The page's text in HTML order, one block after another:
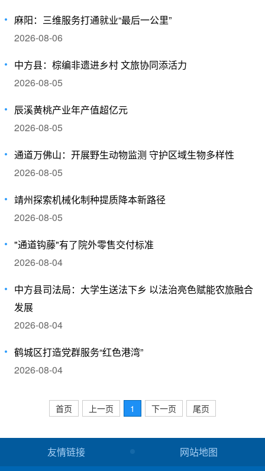
麻阳：三维服务打通就业“最后一公里”
2026-08-06
中方县：棕编非遗进乡村 文旅协同添活力
2026-08-05
辰溪黄桃产业年产值超亿元
2026-08-05
​通道万佛山：开展野生动物监测 守护区域生物多样性
2026-08-05
靖州探索机械化制种提质降本新路径
2026-08-05
"通道钩藤"有了院外零售交付标准
2026-08-04
​中方县司法局：大学生送法下乡 以法治亮色赋能农旅融合
发展
2026-08-04
鹤城区打造党群服务“红色港湾”
2026-08-04
首页 上一页 1 下一页 尾页
友情链接 网站地图